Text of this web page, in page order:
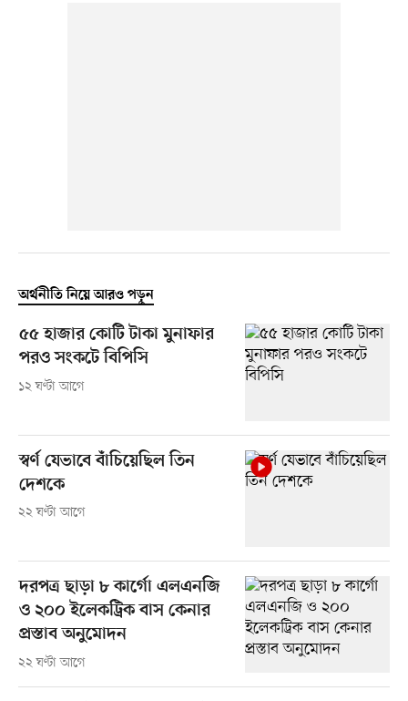
অর্থনীতি নিয়ে আরও পড়ুন
৫৫ হাজার কোটি টাকা মুনাফার
পরও সংকটে বিপিসি
১২ ঘণ্টা আগে
স্বর্ণ যেভাবে বাঁচিয়েছিল তিন
দেশকে
২২ ঘণ্টা আগে
দরপত্র ছাড়া ৮ কার্গো এলএনজি
ও ২০০ ইলেকট্রিক বাস কেনার
প্রস্তাব অনুমোদন
২২ ঘণ্টা আগে